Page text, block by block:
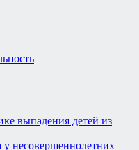
выпадения детей из
несовершеннолетних